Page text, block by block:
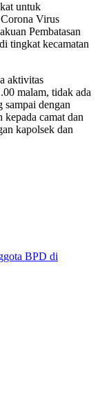
untuk
Virus
Pembatasan
tingkat kecamatan
aktivitas
malam, tidak ada
sampai dengan
camat dan
kapolsek dan
BPD di